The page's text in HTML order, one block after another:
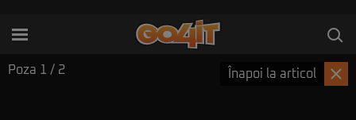
Poza 1 / 2 Înapoi la articol